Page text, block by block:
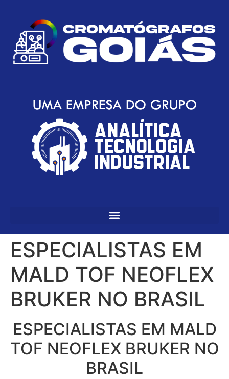
ESPECIALISTAS EM
MALD TOF NEOFLEX
BRUKER NO BRASIL
ESPECIALISTAS EM MALD
TOF NEOFLEX BRUKER NO
BRASIL